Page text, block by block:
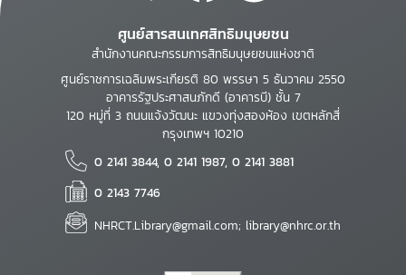
ศูนย์สารสนเทศสิทธิมนุษยชน
สำนักงานคณะกรรมการสิทธิมนุษยชนแห่งชาติ
ศูนย์ราชการเฉลิมพระเกียรติ 80 พรรษา 5 ธันวาคม 2550
อาคารรัฐประศาสนภักดี (อาคารบี) ชั้น 7
120 หมู่ที่ 3 ถนนแจ้งวัฒนะ แขวงทุ่งสองห้อง เขตหลักสี่
กรุงเทพฯ 10210
0 2141 3844, 0 2141 1987, 0 2141 3881
0 2143 7746
NHRCT.Library@gmail.com; library@nhrc.or.th